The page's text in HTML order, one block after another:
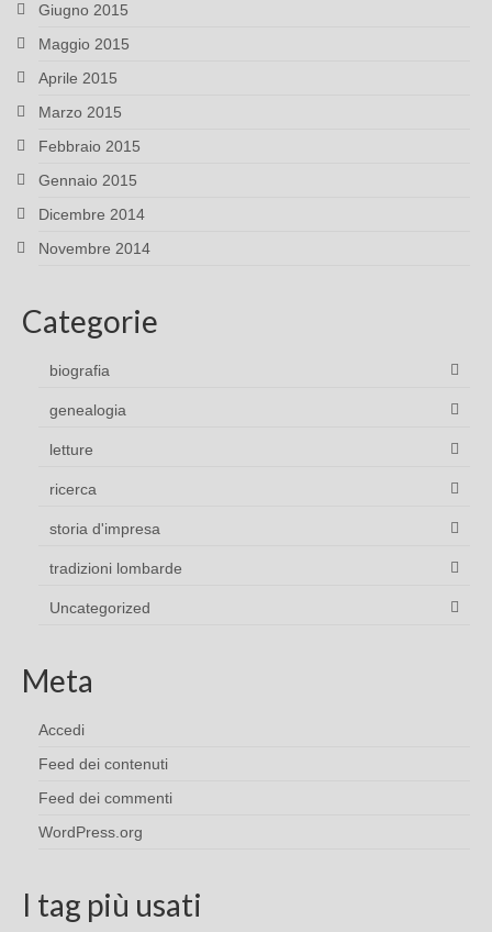
Giugno 2015
Maggio 2015
Aprile 2015
Marzo 2015
Febbraio 2015
Gennaio 2015
Dicembre 2014
Novembre 2014
Categorie
biografia
genealogia
letture
ricerca
storia d'impresa
tradizioni lombarde
Uncategorized
Meta
Accedi
Feed dei contenuti
Feed dei commenti
WordPress.org
I tag più usati